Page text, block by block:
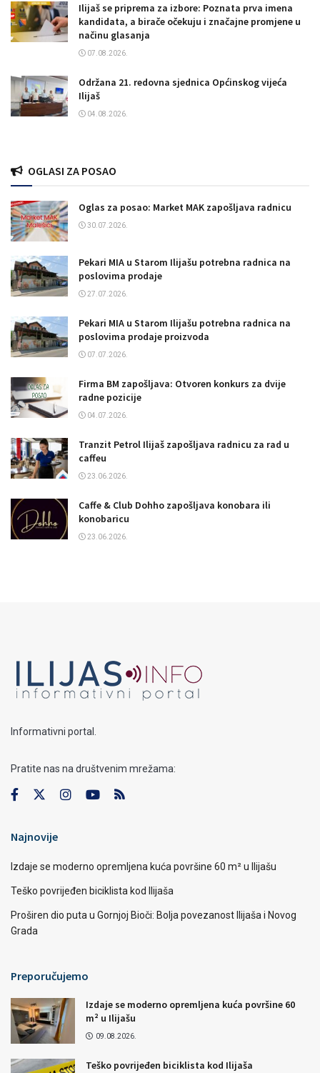
Ilijaš se priprema za izbore: Poznata prva imena
kandidata, a birače očekuju i značajne promjene u
načinu glasanja
07.08.2026.
Održana 21. redovna sjednica Općinskog vijeća
Ilijaš
04.08.2026.
OGLASI ZA POSAO
Oglas za posao: Market MAK zapošljava radnicu
30.07.2026.
Pekari MIA u Starom Ilijašu potrebna radnica na
poslovima prodaje
27.07.2026.
Pekari MIA u Starom Ilijašu potrebna radnica na
poslovima prodaje proizvoda
07.07.2026.
Firma BM zapošljava: Otvoren konkurs za dvije
radne pozicije
04.07.2026.
Tranzit Petrol Ilijaš zapošljava radnicu za rad u
caffeu
23.06.2026.
Caffe & Club Dohho zapošljava konobara ili
konobaricu
23.06.2026.
Informativni portal.
Pratite nas na društvenim mrežama:
Najnovije
Izdaje se moderno opremljena kuća površine 60 m² u Ilijašu
Teško povrijeđen biciklista kod Ilijaša
Proširen dio puta u Gornjoj Bioči: Bolja povezanost Ilijaša i Novog
Grada
Preporučujemo
Izdaje se moderno opremljena kuća površine 60
m² u Ilijašu
09.08.2026.
Teško povrijeđen biciklista kod Ilijaša